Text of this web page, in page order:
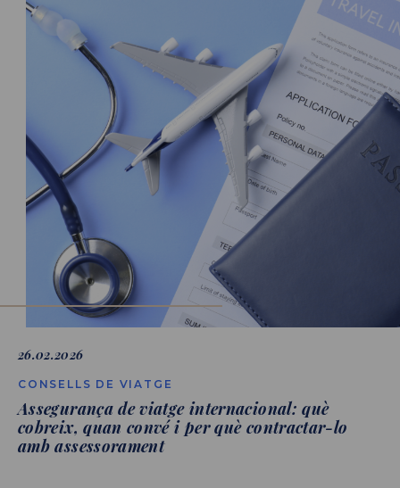
26.02.2026
CONSELLS DE VIATGE
Assegurança de viatge internacional: què
cobreix, quan convé i per què contractar-lo
amb assessorament